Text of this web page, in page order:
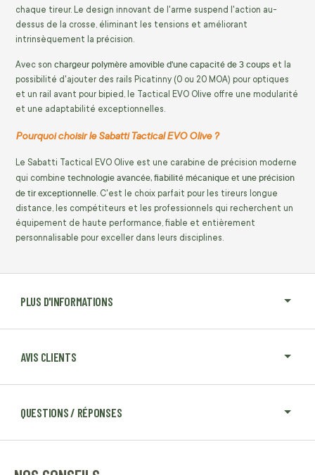
PLUS D'INFORMATIONS
AVIS CLIENTS
QUESTIONS / RÉPONSES
chaque tireur. Le design innovant de l'arme suspend l'action au-
dessus de la crosse, éliminant les tensions et améliorant
intrinsèquement la précision.
Avec son chargeur polymère amovible d'une capacité de 3 coups et la
possibilité d'ajouter des rails Picatinny (0 ou 20 MOA) pour optiques
et un rail avant pour bipied, le Tactical EVO Olive offre une modularité
et une adaptabilité exceptionnelles.
Pourquoi choisir le Sabatti Tactical EVO Olive ?
Le Sabatti Tactical EVO Olive est une carabine de précision moderne
qui combine technologie avancée, fiabilité mécanique et une précision
de tir exceptionnelle. C'est le choix parfait pour les tireurs longue
distance, les compétiteurs et les professionnels qui recherchent un
équipement de haute performance, fiable et entièrement
personnalisable pour exceller dans leurs disciplines.